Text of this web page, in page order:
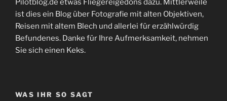
Pilotblog.de etwas Fliegereigedöns dazu. Mittlerweile
ist dies ein Blog über Fotografie mit alten Objektiven,
Reisen mit altem Blech und allerlei für erzählwürdig
Befundenes. Danke für Ihre Aufmerksamkeit, nehmen
Sie sich einen Keks.
WAS IHR SO SAGT